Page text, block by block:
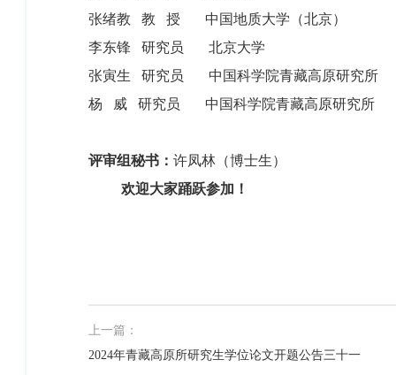
张绪教 教 授 中国地质大学（北京）
李东锋 研究员 北京大学
张寅生 研究员 中国科学院青藏高原研究所
杨 威 研究员 中国科学院青藏高原研究所
评审组秘书： 许凤林（博士生）
欢迎大家踊跃参加！
上一篇：
2024年青藏高原所研究生学位论文开题公告三十一